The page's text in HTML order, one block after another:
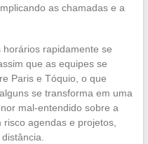
as chamadas e a
rapidamente se
que as equipes se
Paris e Tóquio, o que
se transforma em uma
mal-entendido sobre a
agendas e projetos,